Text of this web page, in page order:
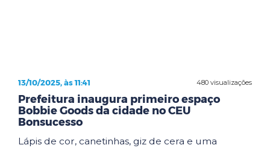
480 visualizações
13/10/2025, às 11:41
Prefeitura inaugura primeiro espaço
Bobbie Goods da cidade no CEU
Bonsucesso
Lápis de cor, canetinhas, giz de cera e uma